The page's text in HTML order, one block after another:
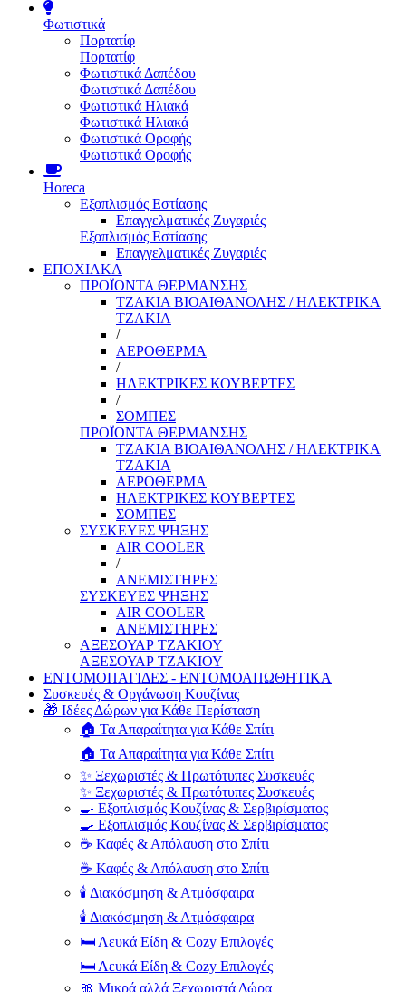
Φωτιστικά
Πορτατίφ
Πορτατίφ
Φωτιστικά Δαπέδου
Φωτιστικά Δαπέδου
Φωτιστικά Ηλιακά
Φωτιστικά Ηλιακά
Φωτιστικά Οροφής
Φωτιστικά Οροφής
Horeca
Εξοπλισμός Εστίασης
Επαγγελματικές Ζυγαριές
Εξοπλισμός Εστίασης
Επαγγελματικές Ζυγαριές
ΕΠΟΧΙΑΚΑ
ΠΡΟΪΟΝΤΑ ΘΕΡΜΑΝΣΗΣ
ΤΖΑΚΙΑ ΒΙΟΑΙΘΑΝΟΛΗΣ / ΗΛΕΚΤΡΙΚΑ
ΤΖΑΚΙΑ
/
ΑΕΡΟΘΕΡΜΑ
/
ΗΛΕΚΤΡΙΚΕΣ ΚΟΥΒΕΡΤΕΣ
/
ΣΟΜΠΕΣ
ΠΡΟΪΟΝΤΑ ΘΕΡΜΑΝΣΗΣ
ΤΖΑΚΙΑ ΒΙΟΑΙΘΑΝΟΛΗΣ / ΗΛΕΚΤΡΙΚΑ
ΤΖΑΚΙΑ
ΑΕΡΟΘΕΡΜΑ
ΗΛΕΚΤΡΙΚΕΣ ΚΟΥΒΕΡΤΕΣ
ΣΟΜΠΕΣ
ΣΥΣΚΕΥΕΣ ΨΗΞΗΣ
AIR COOLER
/
ΑΝΕΜΙΣΤΗΡΕΣ
ΣΥΣΚΕΥΕΣ ΨΗΞΗΣ
AIR COOLER
ΑΝΕΜΙΣΤΗΡΕΣ
ΑΞΕΣΟΥΑΡ ΤΖΑΚΙΟΥ
ΑΞΕΣΟΥΑΡ ΤΖΑΚΙΟΥ
ΕΝΤΟΜΟΠΑΓΙΔΕΣ - ΕΝΤΟΜΟΑΠΩΘΗΤΙΚΑ
Συσκευές & Οργάνωση Κουζίνας
🎁 Ιδέες Δώρων για Κάθε Περίσταση
🏠 Τα Απαραίτητα για Κάθε Σπίτι
🏠 Τα Απαραίτητα για Κάθε Σπίτι
✨ Ξεχωριστές & Πρωτότυπες Συσκευές
✨ Ξεχωριστές & Πρωτότυπες Συσκευές
🍳 Εξοπλισμός Κουζίνας & Σερβιρίσματος
🍳 Εξοπλισμός Κουζίνας & Σερβιρίσματος
☕ Καφές & Απόλαυση στο Σπίτι
☕ Καφές & Απόλαυση στο Σπίτι
🕯️ Διακόσμηση & Ατμόσφαιρα
🕯️ Διακόσμηση & Ατμόσφαιρα
🛏️ Λευκά Είδη & Cozy Επιλογές
🛏️ Λευκά Είδη & Cozy Επιλογές
🎀 Μικρά αλλά Ξεχωριστά Δώρα